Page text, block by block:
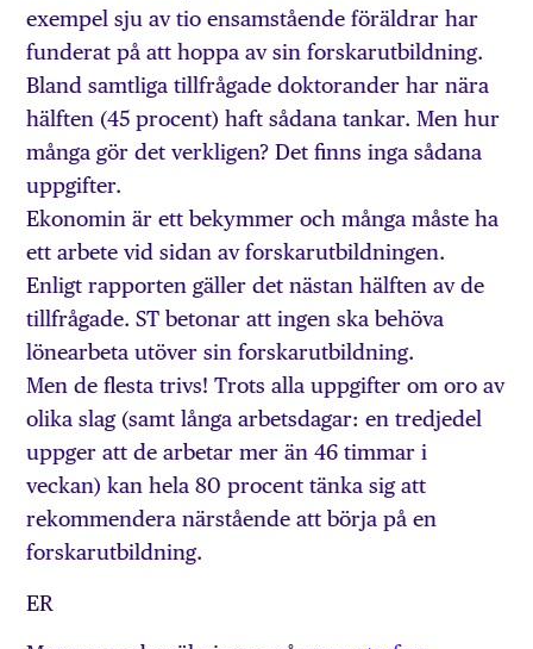
exempel sju av tio ensamstående föräldrar har
funderat på att hoppa av sin forskarutbildning.
Bland samtliga tillfrågade doktorander har nära
hälften (45 procent) haft sådana tankar. Men hur
många gör det verkligen? Det finns inga sådana
uppgifter.
Ekonomin är ett bekymmer och många måste ha
ett arbete vid sidan av forskarutbildningen.
Enligt rapporten gäller det nästan hälften av de
tillfrågade. ST betonar att ingen ska behöva
lönearbeta utöver sin forskarutbildning.
Men de flesta trivs! Trots alla uppgifter om oro av
olika slag (samt långa arbetsdagar: en tredjedel
uppger att de arbetar mer än 46 timmar i
veckan) kan hela 80 procent tänka sig att
rekommendera närstående att börja på en
forskarutbildning.
ER